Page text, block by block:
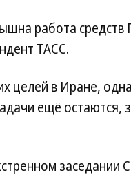
работа
ТАСС.
целей в Иране,
ещё остаются,